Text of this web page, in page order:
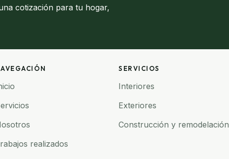
cotización para tu hogar,
realizados
SERVICIOS
Interiores
Exteriores
Construcción y remodelación